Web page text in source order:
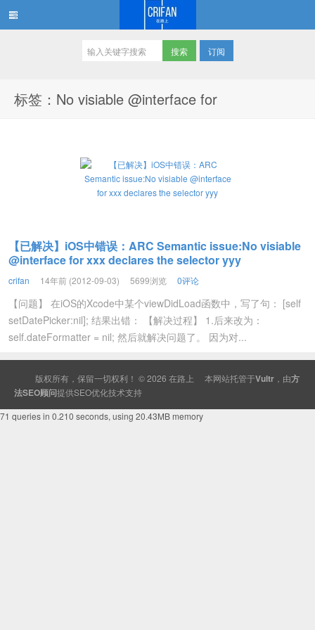
订阅
标签：No visiable @interface for
【已解决】iOS中错误：ARC Semantic issue:No visiable
@interface for xxx declares the selector yyy
crifan 14年前 (2012-09-03) 5699浏览 0评论
【问题】 在iOS的Xcode中某个viewDidLoad函数中，写了句： [self
setDatePicker:nil]; 结果出错： 【解决过程】 1.后来改为：
self.dateFormatter = nil; 然后就解决问题了。 因为对...
版权所有，保留一切权利！ © 2026 在路上 本网站托管于Vultr ，由方
法SEO顾问提供SEO优化技术支持
71 queries in 0.210 seconds, using 20.43MB memory